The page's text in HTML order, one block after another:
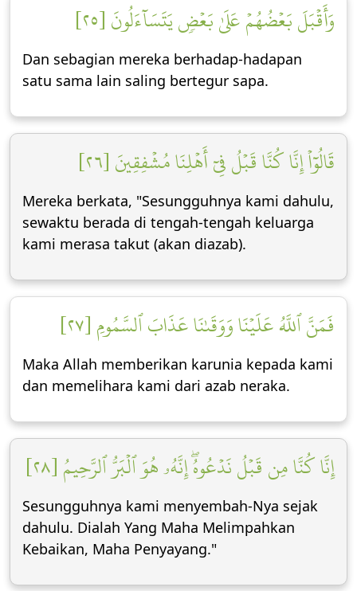
وَأَقۡبَلَ بَعۡضُهُمۡ عَلَىٰ بَعۡضٖ يَتَسَآءَلُونَ [٢٥]
Dan sebagian mereka berhadap-hadapan
satu sama lain saling bertegur sapa.
قَالُوٓاْ إِنَّا كُنَّا قَبۡلُ فِيٓ أَهۡلِنَا مُشۡفِقِينَ [٢٦]
Mereka berkata, "Sesungguhnya kami dahulu,
sewaktu berada di tengah-tengah keluarga
kami merasa takut (akan diazab).
فَمَنَّ ٱللَّهُ عَلَيۡنَا وَوَقَىٰنَا عَذَابَ ٱلسَّمُومِ [٢٧]
Maka Allah memberikan karunia kepada kami
dan memelihara kami dari azab neraka.
إِنَّا كُنَّا مِن قَبۡلُ نَدۡعُوهُۖ إِنَّهُۥ هُوَ ٱلۡبَرُّ ٱلرَّحِيمُ [٢٨]
Sesungguhnya kami menyembah-Nya sejak
dahulu. Dialah Yang Maha Melimpahkan
Kebaikan, Maha Penyayang."